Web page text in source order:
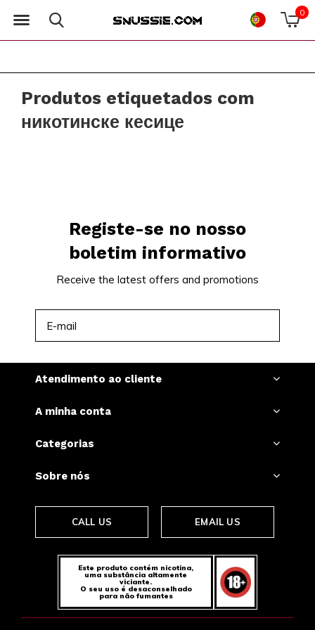
0
Produtos etiquetados com
никотинске кесице
Registe-se no nosso
boletim informativo
Receive the latest offers and promotions
Atendimento ao cliente
A minha conta
Categorias
Sobre nós
CALL US EMAIL US
Este produto contém nicotina,
uma substância altamente
viciante.
O seu uso é desaconselhado
para não fumantes